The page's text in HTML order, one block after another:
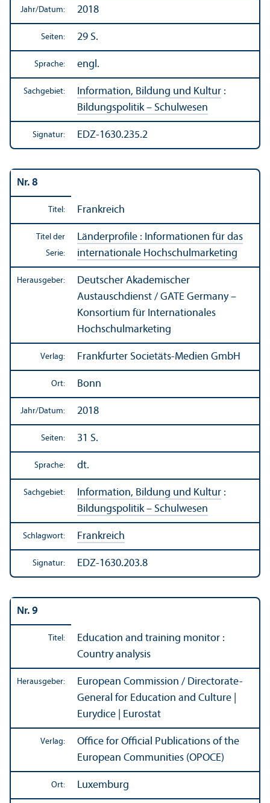
Jahr/Datum: 2018
Seiten: 29 S.
Sprache: engl.
Sachgebiet: Information, Bildung und Kultur :
Bildungs­politik – Schulwesen
Signatur: EDZ-1630.235.2
Nr. 8
Titel: Frankreich
Titel der
Serie:
Länder­profile : Informationen für das
internationale Hochschul­marketing
Herausgeber:
Deutscher Akademischer
Austauschdienst / GATE Germany –
Konsortium für Internationales
Hochschul­marketing
Verlag: Frankfurter Societäts-Medien GmbH
Ort: Bonn
Jahr/Datum: 2018
Seiten: 31 S.
Sprache: dt.
Sachgebiet: Information, Bildung und Kultur :
Bildungs­politik – Schulwesen
Schlagwort: Frankreich
Signatur: EDZ-1630.203.8
Nr. 9
Titel:
Education and training monitor :
Country analysis
Herausgeber:
European Commission / Directorate-
General for Education and Culture |
Eurydice | Eurostat
Verlag:
Office for Official Publications of the
European Communities (OPOCE)
Ort: Luxemburg